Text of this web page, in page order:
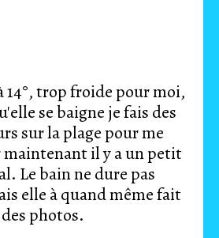
14°, trop froide pour moi,
se baigne je fais des
sur la plage pour me
maintenant il y a un petit
Le bain ne dure pas
elle à quand même fait
des photos.